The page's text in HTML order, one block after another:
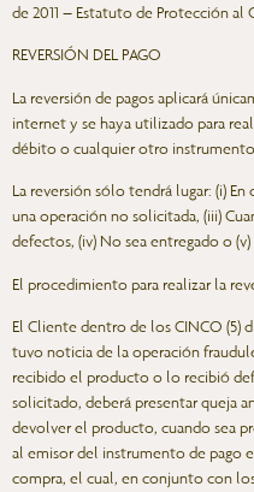
de 2011 – Estatuto de Protección al
REVERSIÓN DEL PAGO
La reversión de pagos aplicará
internet y se haya utilizado para
débito o cualquier otro
La reversión sólo tendrá lugar: (i)
una operación no solicitada, (iii)
defectos, (iv) No sea entregado o
El procedimiento para realizar la
El Cliente dentro de los CINCO (5)
tuvo noticia de la operación
recibido el producto o lo recibió
solicitado, deberá presentar queja
devolver el producto, cuando sea
al emisor del instrumento de pago
compra, el cual, en conjunto con